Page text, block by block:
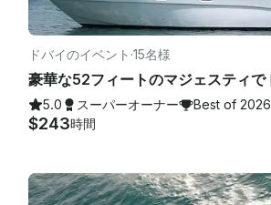
ドバイのイベント ·15名様
5.0 スーパーオーナー Best of 2026
$243時間